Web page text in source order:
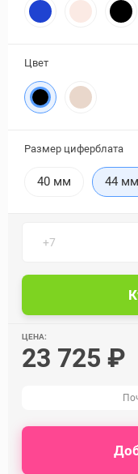
Цвет
Размер циферблата
40 мм 44 мм
ЦЕНА:
23 725 ₽